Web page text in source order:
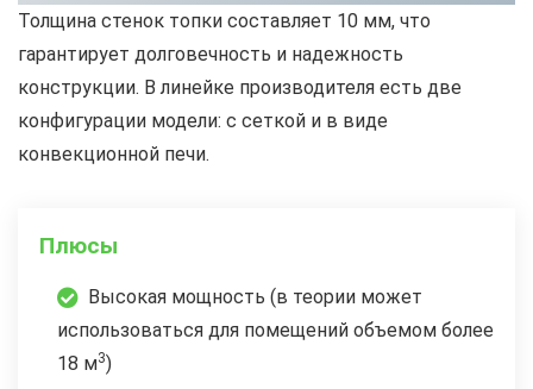
Толщина стенок топки составляет 10 мм, что
гарантирует долговечность и надежность
конструкции. В линейке производителя есть две
конфигурации модели: с сеткой и в виде
конвекционной печи.
Плюсы
Высокая мощность (в теории может
использоваться для помещений объемом более
18 м3)